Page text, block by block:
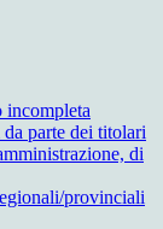
incompleta
parte dei titolari
di
provinciali